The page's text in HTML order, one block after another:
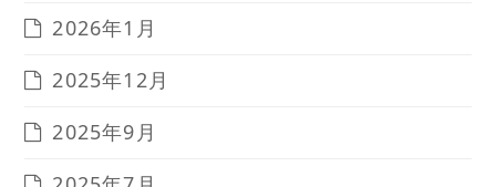
2026年1月
2025年12月
2025年9月